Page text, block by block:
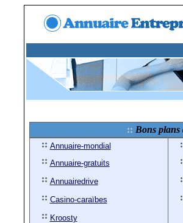
Bons plans
Annuaire-mondial
Annuaire-gratuits
Annuairedrive
Casino-caraïbes
Kroosty